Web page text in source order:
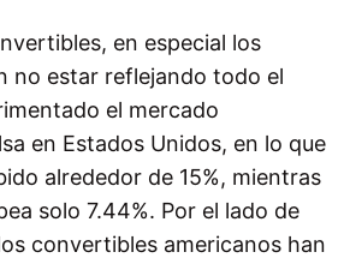
en especial los
no estar reflejando todo el
el mercado
en Estados Unidos, en lo que
alrededor de 15%, mientras
solo 7.44%. Por el lado de
convertibles americanos han